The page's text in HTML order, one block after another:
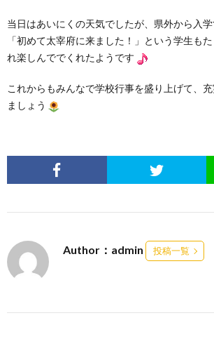
当日はあいにくの天気でしたが、県外から入
「初めて太宰府に来ました！」という学生も
れ楽しんででくれたようです
これからもみんなで学校行事を盛り上げて、
ましょう
Author：admin 投稿一覧